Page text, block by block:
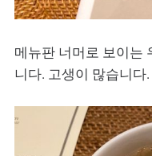
메뉴판 너머로 보이는
니다. 고생이 많습니다.